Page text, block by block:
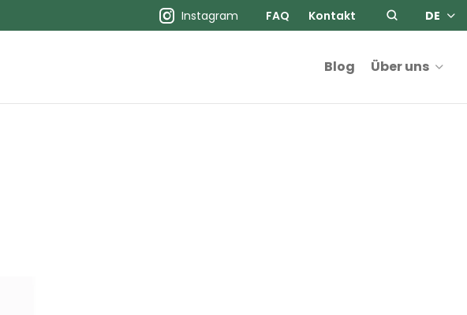
Instagram FAQ Kontakt DE
Blog Über uns